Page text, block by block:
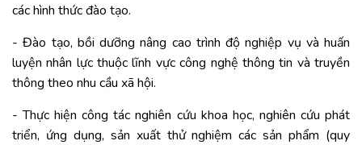
các hình thức đào tạo.
- Đào tạo, bồi dưỡng nâng cao trình độ nghiệp vụ và huấn
luyện nhân lực thuộc lĩnh vực công nghệ thông tin và truyền
thông theo nhu cầu xã hội.
- Thực hiện công tác nghiên cứu khoa học, nghiên cứu phát
triển, ứng dụng, sản xuất thử nghiệm các sản phẩm (quy